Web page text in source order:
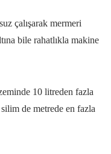
çalışarak mermeri
bile rahatlıkla makine
10 litreden fazla
de metrede en fazla